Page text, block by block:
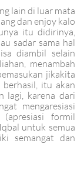
lain di luar mata
dan enjoy kalo
itu didirinya,
sadar sama hal
diambil selain
menambah
jikakita
itu akan
lagi, karena dari
mengaresiasi
formil
untuk semua
semangat dan